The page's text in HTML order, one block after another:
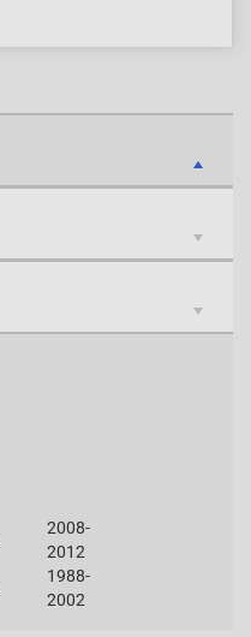
2008-
2012
1988-
2002